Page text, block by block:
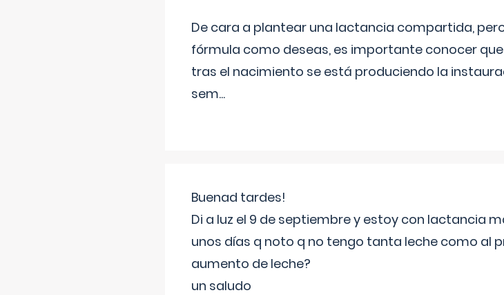
De cara a plantear una lactancia compartida,
fórmula como deseas, es importante conocer
tras el nacimiento se está produciendo la
sem...
Buenad tardes!
Di a luz el 9 de septiembre y estoy con lactancia
unos días q noto q no tengo tanta leche como al
aumento de leche?
un saludo